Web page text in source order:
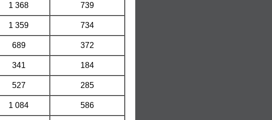
1 368 739
1 359 734
689 372
341 184
527 285
1 084 586